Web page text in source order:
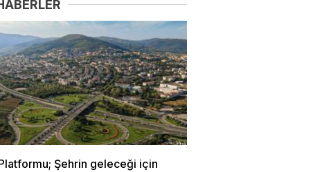
Şehrin geleceği için